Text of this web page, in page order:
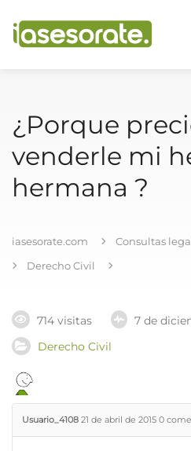
¿Porque
venderle mi
hermana ?
iasesorate.com
Consultas
Derecho Civil
714 visitas
7 de
Derecho Civil
Usuario_4108 21 de abril de 2015 0